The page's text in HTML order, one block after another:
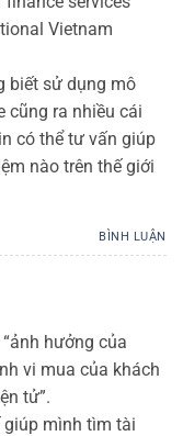
Vietnam
biết sử dụng mô
cũng ra nhiều cái
có thể tư vấn giúp
nào trên thế giới
BÌNH LUẬN
hưởng của
vi mua của khách
tử”.
giúp mình tìm tài